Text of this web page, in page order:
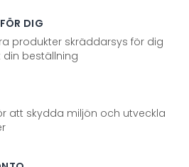
DIG
produkter skräddarsys för dig
beställning
att skydda miljön och utveckla